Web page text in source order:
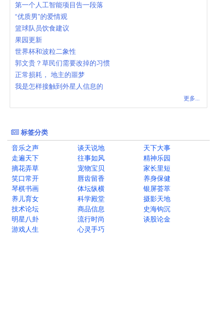
第一个人工智能项目告一段落
“优质男”的爱情观
篮球队员饮食建议
果园更新
世界杯和波粒二象性
郭文贵？草民们需要改掉的习惯
正常损耗， 地主的噩梦
我是怎样接触到外星人信息的
更多...
标签分类
音乐之声
谈天说地
天下大事
走遍天下
往事如风
精神乐园
摘花弄草
宠物宝贝
家长里短
笑口常开
唇齿留香
养身保健
琴棋书画
体坛纵横
银屏荟萃
养儿育女
科学殿堂
摄影天地
技术论坛
商品信息
史海钩沉
明星八卦
流行时尚
谈股论金
游戏人生
心灵手巧